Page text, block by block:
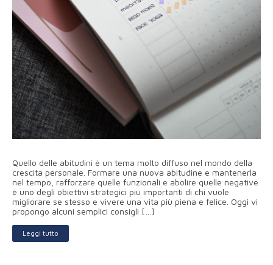
Quello delle abitudini è un tema molto diffuso nel mondo della
crescita personale. Formare una nuova abitudine e mantenerla
nel tempo, rafforzare quelle funzionali e abolire quelle negative
è uno degli obiettivi strategici più importanti di chi vuole
migliorare se stesso e vivere una vita più piena e felice. Oggi vi
propongo alcuni semplici consigli […]
Leggi tutto